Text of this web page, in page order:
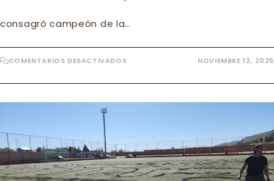
consagró campeón de la…
COMENTARIOS DESACTIVADOSEN
GRITÓ
EN
COPA
CALAFATE
NOVIEMBRE 12, 2025